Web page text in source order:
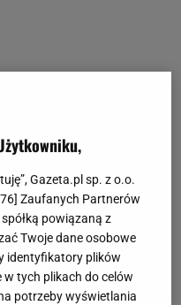
Gazeta.pl sp. z o.o.
] Zaufanych Partnerów
powiązaną z
Twoje dane osobowe
identyfikatory plików
tych plikach do celów
potrzeby wyświetlania